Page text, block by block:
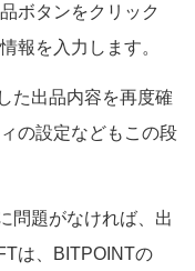
ボタンをクリック
報を入力します。
た出品内容を再度確
の設定などもこの段
問題がなければ、出
は、BITPOINTの